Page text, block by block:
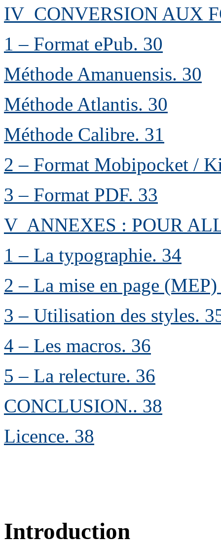
IV CONVERSION AUX
1 – Format ePub. 30
Méthode Amanuensis. 30
Méthode Atlantis. 30
Méthode Calibre. 31
2 – Format Mobipocket /
3 – Format PDF. 33
V ANNEXES : POUR
1 – La typographie. 34
2 – La mise en page (MEP)
3 – Utilisation des styles.
4 – Les macros. 36
5 – La relecture. 36
CONCLUSION.. 38
Licence. 38
Introduction